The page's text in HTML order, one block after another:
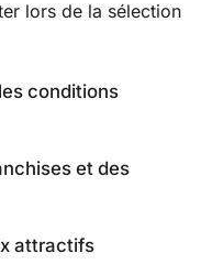
lors de la sélection
conditions
et des
attractifs